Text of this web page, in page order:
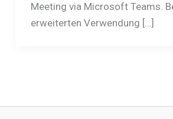
Meeting via Microsoft Teams.
erweiterten Verwendung […]